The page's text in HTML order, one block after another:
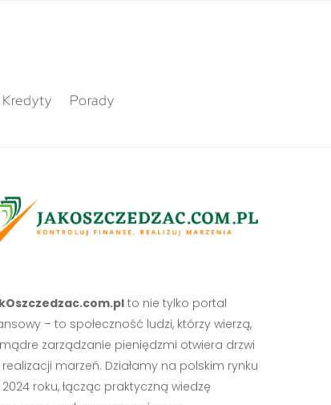
Kredyty Porady
to nie tylko portal
– to społeczność ludzi, którzy wierzą,
zarządzanie pieniędzmi otwiera drzwi
marzeń. Działamy na polskim rynku
roku, łącząc praktyczną wiedzę